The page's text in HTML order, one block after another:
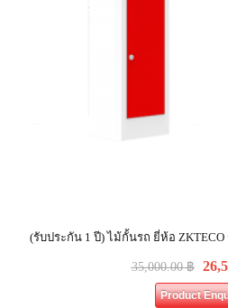
(รับประกัน 1 ปี) ไม้กั้นรถ ยี่ห้อ ZKTECO
35,000.00฿
Product